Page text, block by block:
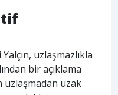
uzlaşmazlıkla
bir açıklama
uzlaşmadan uzak